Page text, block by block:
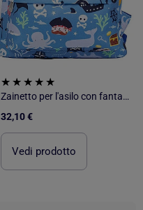
Zainetto per l'asilo con fantasie giocose | A Little Lovely Company
32,10 €
Vedi prodotto